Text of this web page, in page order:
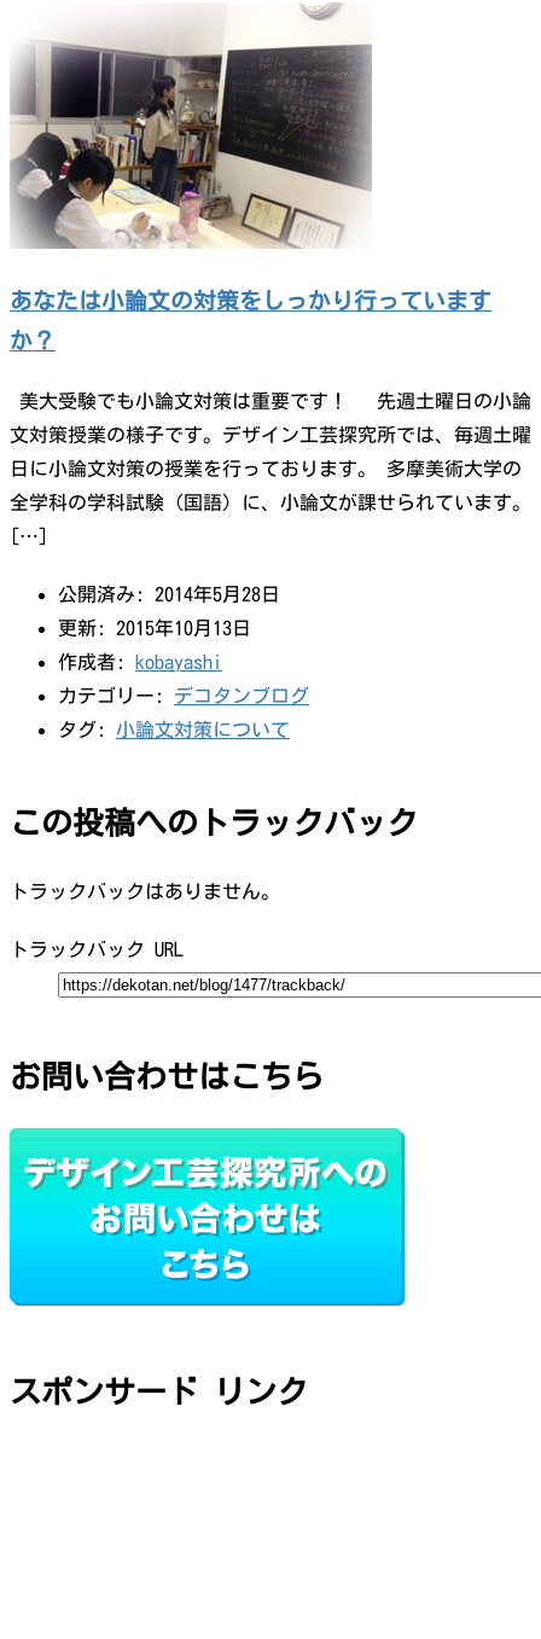
あなたは小論文の対策をしっかり行っています
か？
美大受験でも小論文対策は重要です！ 先週土曜日の小論
文対策授業の様子です。デザイン工芸探究所では、毎週土曜
日に小論文対策の授業を行っております。 多摩美術大学の
全学科の学科試験（国語）に、小論文が課せられています。
[…]
公開済み: 2014年5月28日
更新: 2015年10月13日
作成者:
kobayashi
カテゴリー: デコタンブログ
タグ: 小論文対策について
この投稿へのトラックバック
トラックバックはありません。
トラックバック URL
お問い合わせはこちら
スポンサード リンク